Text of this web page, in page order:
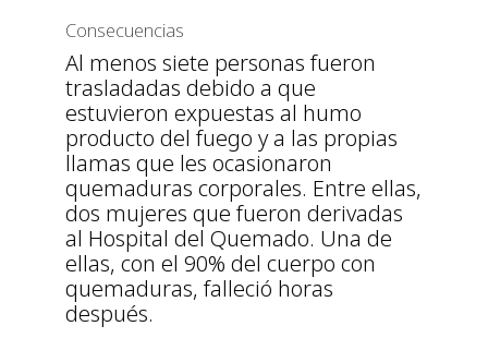
Consecuencias
Al menos siete personas fueron
trasladadas debido a que
estuvieron expuestas al humo
producto del fuego y a las propias
llamas que les ocasionaron
quemaduras corporales. Entre ellas,
dos mujeres que fueron derivadas
al Hospital del Quemado. Una de
ellas, con el 90% del cuerpo con
quemaduras, falleció horas
después.